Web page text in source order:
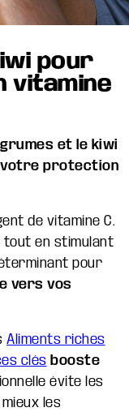
pour
vitamine
et le kiwi
votre protection
de vitamine C.
en stimulant
pour
vers vos
Aliments riches
clés booste
évite les
les